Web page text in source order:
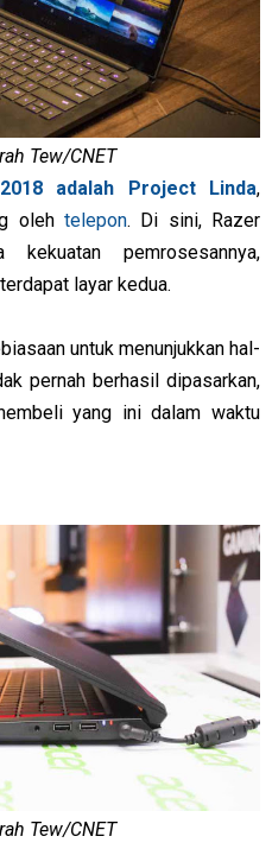
Tew/CNET
adalah Project Linda,
olehtelepon. Di sini, Razer
kekuatan pemrosesannya,
layar kedua.
untuk menunjukkan hal-
pernah berhasil dipasarkan,
yang ini dalam waktu
Tew/CNET